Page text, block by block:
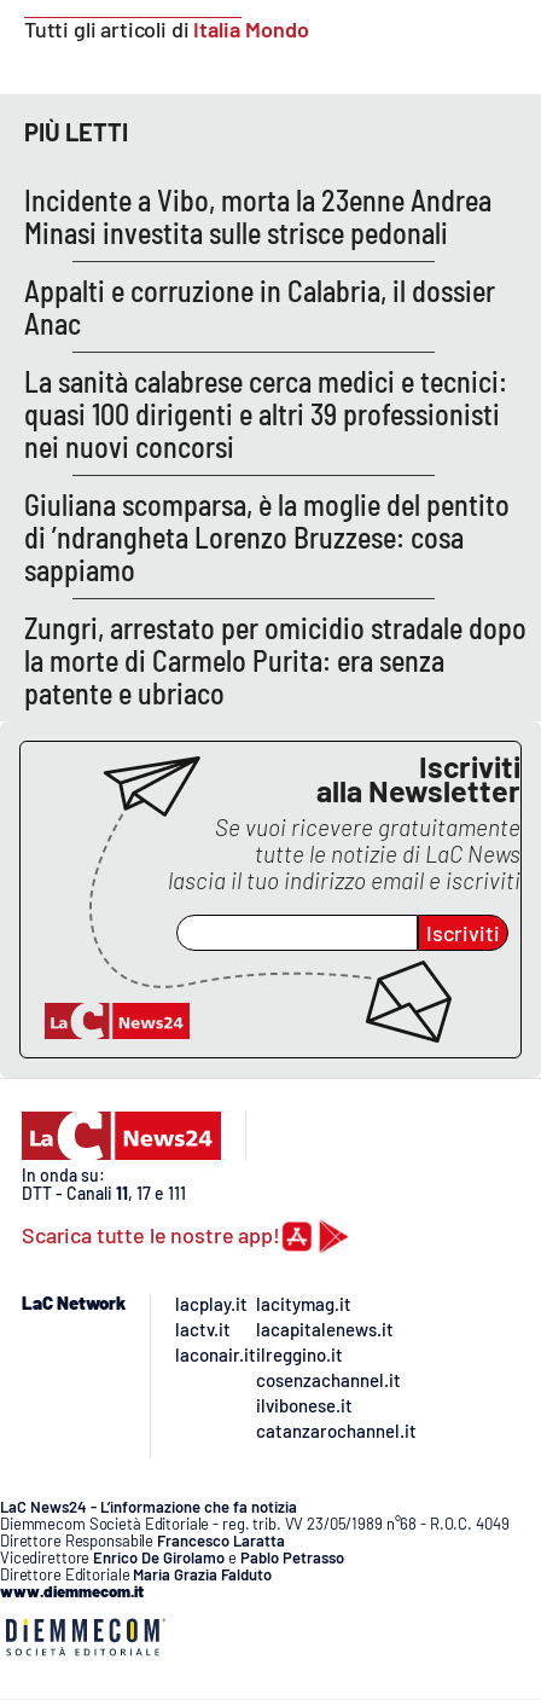
Catanzarochannel.it
APP
Apple
Tutti gli articoli di Italia Mondo
PIÙ LETTI
Incidente a Vibo, morta la 23enne Andrea
Minasi investita sulle strisce pedonali
Appalti e corruzione in Calabria, il dossier
Anac
La sanità calabrese cerca medici e tecnici:
quasi 100 dirigenti e altri 39 professionisti
nei nuovi concorsi
Giuliana scomparsa, è la moglie del pentito
di ’ndrangheta Lorenzo Bruzzese: cosa
sappiamo
Zungri, arrestato per omicidio stradale dopo
la morte di Carmelo Purita: era senza
patente e ubriaco
Iscriviti
alla Newsletter
Se vuoi ricevere gratuitamente
tutte le notizie di LaC News
lascia il tuo indirizzo email e iscriviti
Iscriviti
In onda su:
DTT - Canali 11, 17 e 111
Scarica tutte le nostre app!
LaC Network
lacplay.it
lactv.it
laconair.it
lacitymag.it
lacapitalenews.it
ilreggino.it
cosenzachannel.it
ilvibonese.it
catanzarochannel.it
LaC News24 - L’informazione che fa notizia
Diemmecom Società Editoriale - reg. trib. VV 23/05/1989 n°68 - R.O.C. 4049
Direttore Responsabile Francesco Laratta
Vicedirettore Enrico De GirolamoePablo Petrasso
Direttore Editoriale Maria Grazia Falduto
www.diemmecom.it